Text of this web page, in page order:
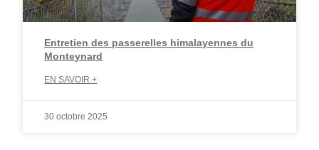
Entretien des passerelles himalayennes du
Monteynard
EN SAVOIR +
30 octobre 2025